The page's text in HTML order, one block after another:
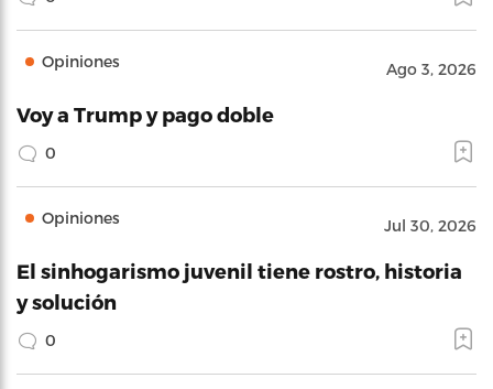
Opiniones Ago 3, 2026
Voy a Trump y pago doble
0
Opiniones Jul 30, 2026
El sinhogarismo juvenil tiene rostro, historia
y solución
0